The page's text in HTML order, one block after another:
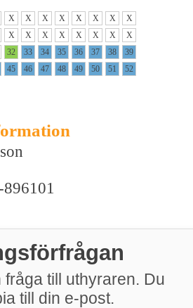
X X X X X X X
X
X X X X X X X
X
32 33 34 35 36 37 38
39
45 46 47 48 49 50 51
52
fråga till uthyraren. Du
till din e-post.